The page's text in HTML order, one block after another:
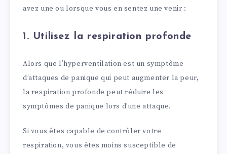
avez une ou lorsque vous en sentez une venir :
1. Utilisez la respiration profonde
Alors que l’hyperventilation est un symptôme
d’attaques de panique qui peut augmenter la peur,
la respiration profonde peut réduire les
symptômes de panique lors d’une attaque.
Si vous êtes capable de contrôler votre
respiration, vous êtes moins susceptible de